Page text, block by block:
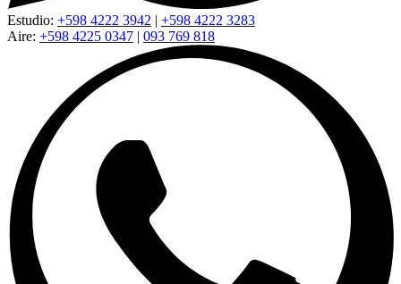
Estudio: +598 4222 3942 | +598 4222 3283
Aire: +598 4225 0347 | 093 769 818